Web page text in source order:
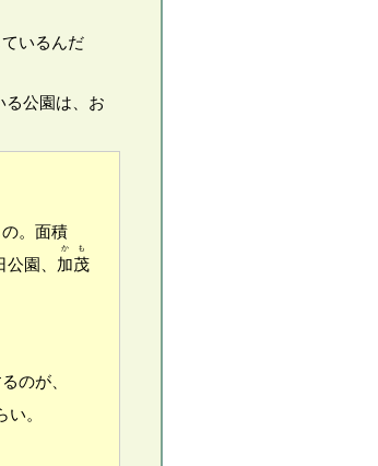
いるんだ
る公園は、お
。面積
園、 加茂
かも
のが、
。